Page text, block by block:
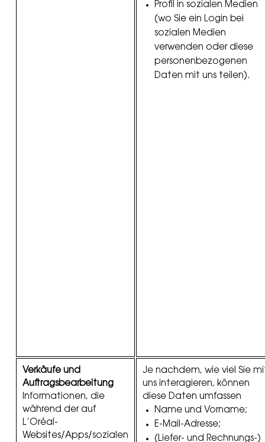
Profil in sozialen Medien
(wo Sie ein Login bei
sozialen Medien
verwenden oder diese
personenbezogenen
Daten mit uns teilen).
Verkäufe und
Auftragsbearbeitung
Informationen, die
während der auf
L’Oréal-
Websites/Apps/sozialen
Je nachdem, wie viel Sie
uns interagieren, können
diese Daten umfassen
Name und Vorname;
E-Mail-Adresse;
(Liefer- und Rechnungs-)